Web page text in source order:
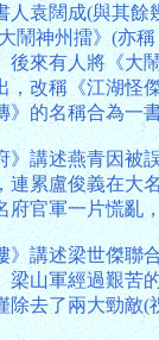
人袁闊成(與其
鬧神州擂》(亦
後來有人將《大
，改稱《江湖怪
》的名稱合為一
》講述燕青因被
連累盧俊義在大
府官軍一片慌亂
》講述梁世傑聯
梁山軍經過艱苦
除去了兩大勁敵